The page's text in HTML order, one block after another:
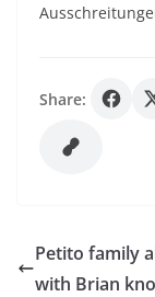
Share:
Petito family
with Brian